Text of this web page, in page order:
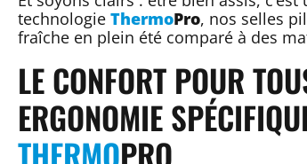
technologie ThermoPro, nos selles
fraîche en plein été comparé à des
LE CONFORT POUR
ERGONOMIE
THERMOPRO